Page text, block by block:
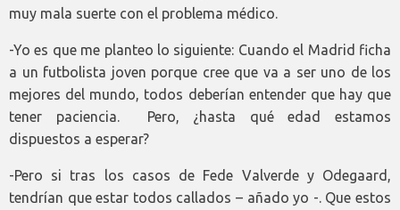
muy mala suerte con el problema médico.
-Yo es que me planteo lo siguiente: Cuando el Madrid ficha
a un futbolista joven porque cree que va a ser uno de los
mejores del mundo, todos deberían entender que hay que
tener paciencia. Pero, ¿hasta qué edad estamos
dispuestos a esperar?
-Pero si tras los casos de Fede Valverde y Odegaard,
tendrían que estar todos callados – añado yo -. Que estos